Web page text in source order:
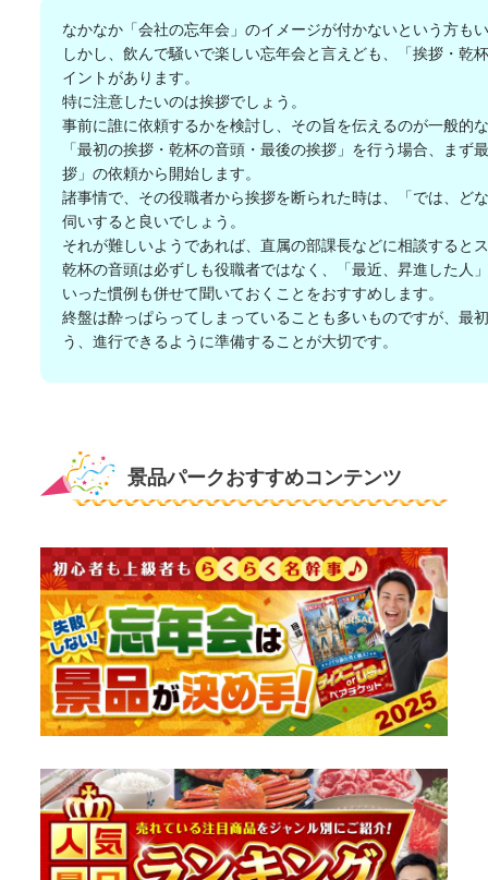
なかなか「会社の忘年会」のイメージが付かないという方も
しかし、飲んで騒いで楽しい忘年会と言えども、「挨拶・乾
イントがあります。
特に注意したいのは挨拶でしょう。
事前に誰に依頼するかを検討し、その旨を伝えるのが一般的
「最初の挨拶・乾杯の音頭・最後の挨拶」を行う場合、まず
拶」の依頼から開始します。
諸事情で、その役職者から挨拶を断られた時は、「では、ど
伺いすると良いでしょう。
それが難しいようであれば、直属の部課長などに相談すると
乾杯の音頭は必ずしも役職者ではなく、「最近、昇進した人
いった慣例も併せて聞いておくことをおすすめします。
終盤は酔っぱらってしまっていることも多いものですが、最
う、進行できるように準備することが大切です。
景品パークおすすめコンテンツ